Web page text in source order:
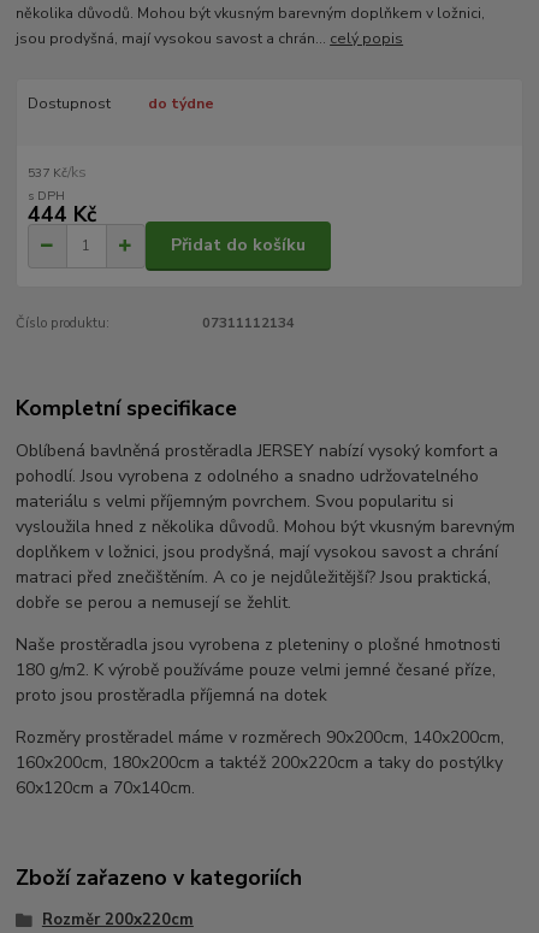
několika důvodů. Mohou být vkusným barevným doplňkem v ložnici,
jsou prodyšná, mají vysokou savost a chrán... celý popis
Dostupnost do týdne
537 Kč/ks
444 Kč
Přidat do košíku
Číslo produktu: 07311112134
Kompletní specifikace
Oblíbená bavlněná prostěradla JERSEY nabízí vysoký komfort a
pohodlí. Jsou vyrobena z odolného a snadno udržovatelného
materiálu s velmi příjemným povrchem. Svou popularitu si
vysloužila hned z několika důvodů. Mohou být vkusným barevným
doplňkem v ložnici, jsou prodyšná, mají vysokou savost a chrání
matraci před znečištěním. A co je nejdůležitější? Jsou praktická,
dobře se perou a nemusejí se žehlit.
Naše prostěradla jsou vyrobena z pleteniny o plošné hmotnosti
180 g/m2. K výrobě používáme pouze velmi jemné česané příze,
proto jsou prostěradla příjemná na dotek
Rozměry prostěradel máme v rozměrech 90x200cm, 140x200cm,
160x200cm, 180x200cm a taktéž 200x220cm a taky do postýlky
60x120cm a 70x140cm.
Zboží zařazeno v kategoriích
Rozměr 200x220cm